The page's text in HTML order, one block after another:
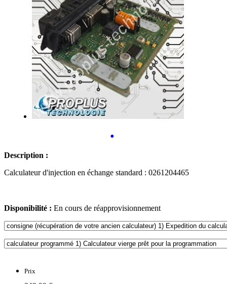
•
Description :
Calculateur d'injection en échange standard : 0261204465
Disponibilité : En cours de réapprovisionnement
Prix